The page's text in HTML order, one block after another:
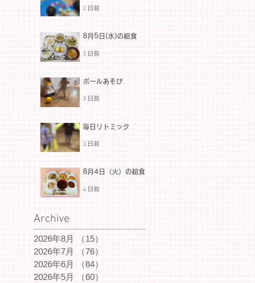
2 日前
8月5日(水)の給食
3 日前
ボールあそび
3 日前
毎日リトミック
3 日前
8月4日（火）の給食
4 日前
Archive
2026年8月 （15）
2026年7月
（76）
2026年6月
（84）
2026年5月
（60）